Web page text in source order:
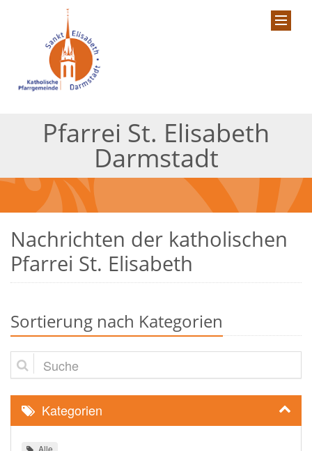
Pfarrei St. Elisabeth
Darmstadt
Nachrichten der katholischen
Pfarrei St. Elisabeth
Sortierung nach Kategorien
Suche
Kategorien
Alle